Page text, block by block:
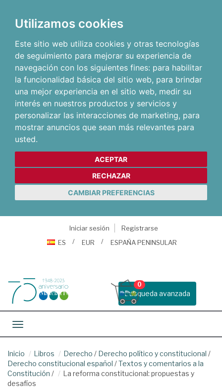
Utilizamos cookies
Este sitio web utiliza cookies y otras tecnologías
de seguimiento para mejorar su experiencia de
navegación con los siguientes fines: para habilitar
la funcionalidad básica del sitio web, para brindar
una mejor experiencia en el sitio web, medir su
interés en nuestros productos y servicios y
personalizar las interacciones de marketing, para
mostrar anuncios que sean más relevantes para
usted.
ACEPTAR
RECHAZAR
CAMBIAR PREFERENCIAS
Iniciar sesión
Registrarse
ES
EUR ESPAÑA PENINSULAR
Busqueda avanzada
0
Toggle navigation
Inicio Libros Derecho / Derecho político y constitucional /
Derecho constitucional español /Textos y comentarios a la
Constitución /
La reforma constitucional: propuestas y
desafíos